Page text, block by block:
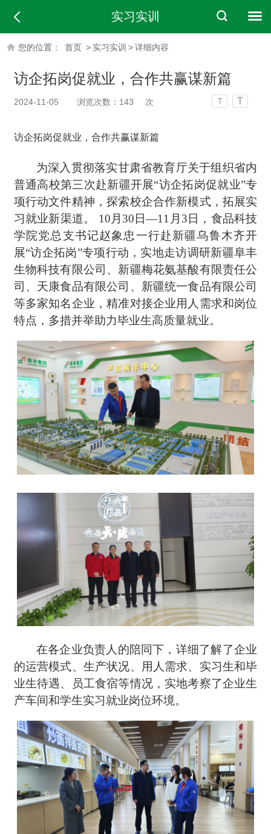
实习实训
您的位置： 首页 > 实习实训 >详细内容
访企拓岗促就业，合作共赢谋新篇
2024-11-05 浏览次数： 143 次 T T
访企拓岗促就业，合作共赢谋新篇
为深入贯彻落实甘肃省教育厅关于组织省内
普通高校第三次赴新疆开展“访企拓岗促就业”专
项行动文件精神，探索校企合作新模式，拓展实
习就业新渠道。
10月30日—11月3日，食品科技
学院党总支书记赵象忠一行赴新疆乌鲁木齐开
展“访企拓岗”专项行动，实地走访调研新疆阜丰
生物科技有限公司、新疆梅花氨基酸有限责任公
司、天康食品有限公司、新疆统一食品有限公司
等多家知名企业，精准对接企业用人需求和岗位
特点，多措并举助力毕业生高质量就业。
在各企业负责人的陪同下，详细了解了企业
的运营模式、生产状况、用人需求、实习生和毕
业生待遇、员工食宿等情况，实地考察了企业生
产车间和学生实习就业岗位环境。